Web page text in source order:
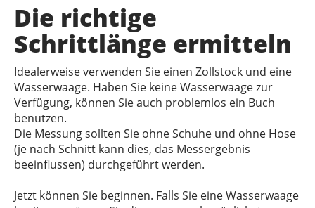
Die richtige
Schrittlänge ermitteln
Idealerweise verwenden Sie einen Zollstock und eine
Wasserwaage. Haben Sie keine Wasserwaage zur
Verfügung, können Sie auch problemlos ein Buch
benutzen.
Die Messung sollten Sie ohne Schuhe und ohne Hose
(je nach Schnitt kann dies, das Messergebnis
beeinflussen) durchgeführt werden.
Jetzt können Sie beginnen. Falls Sie eine Wasserwaage